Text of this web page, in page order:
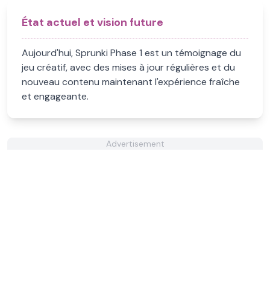
État actuel et vision future
Aujourd'hui, Sprunki Phase 1 est un témoignage du
jeu créatif, avec des mises à jour régulières et du
nouveau contenu maintenant l'expérience fraîche
et engageante.
Advertisement